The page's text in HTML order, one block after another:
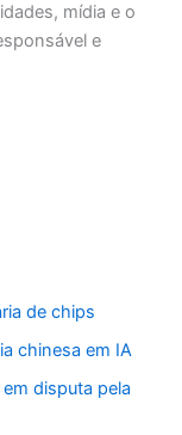
mídia e o
e
de chips
chinesa em IA
disputa pela